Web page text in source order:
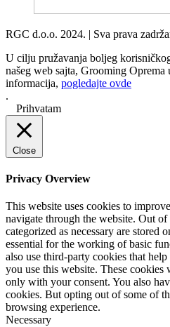
RGC d.o.o. 2024. | Sva prava
U cilju pružavanja boljeg
našeg web sajta, Grooming
informacija, pogledajte ovde
.
Prihvatam
Close
Privacy Overview
This website uses cookies to
navigate through the website. Out of
categorized as necessary are stored
essential for the working of basic
also use third-party cookies that
you use this website. These
only with your consent. You also
cookies. But opting out of some of
browsing experience.
Necessary